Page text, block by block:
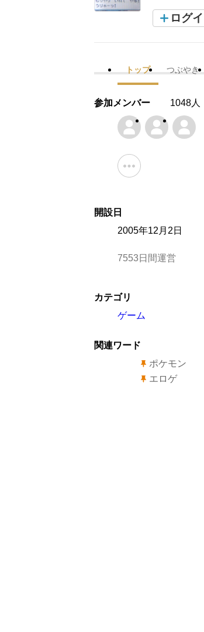
ログ
トップ つぶやき
参加メンバー 1048人
開設日
2005年12月2日
7553日間運営
カテゴリ
ゲーム
関連ワード
ポケモン
エロゲ